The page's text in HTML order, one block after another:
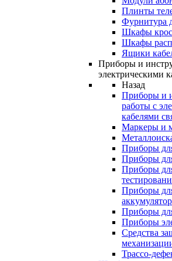
Плинты
Фурнитура
Шкафы
Шкафы
Ящики
Приборы и
электрическими
Назад
Приборы и
работы с
кабелями
Маркеры и
Приборы
Приборы
Приборы
Приборы
Приборы
Приборы
Средства
Трассо-